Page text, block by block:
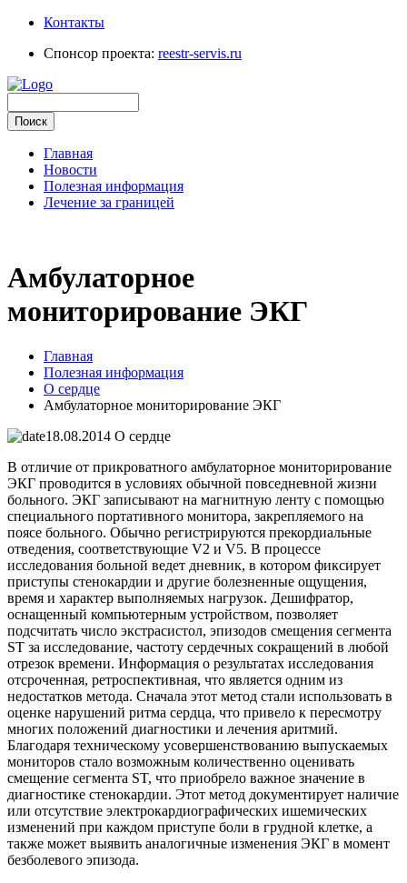
Контакты
Спонсор проекта: reestr-servis.ru
Главная
Новости
Полезная информация
Лечение за границей
Амбулаторное
мониторирование ЭКГ
Главная
Полезная информация
О сердце
Амбулаторное мониторирование ЭКГ
18.08.2014 О сердце
В отличие от прикроватного амбулаторное мониторирование
ЭКГ проводится в условиях обычной повседневной жизни
больного. ЭКГ записывают на магнитную ленту с помощью
специального портативного монитора, закрепляемого на
поясе больного. Обычно регистрируются прекордиальные
отведения, соответствующие V2 и V5. В процессе
исследования больной ведет дневник, в котором фиксирует
приступы стенокардии и другие болезненные ощущения,
время и характер выполняемых нагрузок. Дешифратор,
оснащенный компьютерным устройством, позволяет
подсчитать число экстрасистол, эпизодов смещения сегмента
ST за исследование, частоту сердечных сокращений в любой
отрезок времени. Информация о результатах исследования
отсроченная, ретроспективная, что является одним из
недостатков метода. Сначала этот метод стали использовать в
оценке нарушений ритма сердца, что привело к пересмотру
многих положений диагностики и лечения аритмий.
Благодаря техническому усовершенствованию выпускаемых
мониторов стало возможным количественно оценивать
смещение сегмента ST, что приобрело важное значение в
диагностике стенокардии. Этот метод документирует наличие
или отсутствие электрокардиографических ишемических
изменений при каждом приступе боли в грудной клетке, а
также может выявить аналогичные изменения ЭКГ в момент
безболевого эпизода.